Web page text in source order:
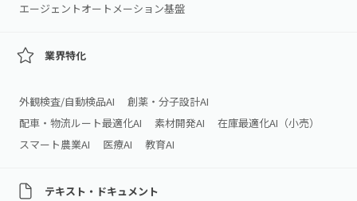
エージェントオートメーション基盤
業界特化
外観検査/自動検品AI
創薬・分子設計AI
配車・物流ルート最適化AI
素材開発AI
在庫最適化AI（小売）
スマート農業AI
医療AI 教育AI
テキスト・ドキュメント